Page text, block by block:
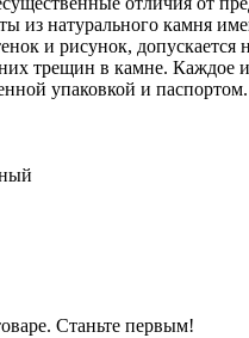
из натурального камня
и рисунок, допускается
трещин в камне. Каждое
упаковкой и паспортом.
Станьте первым!